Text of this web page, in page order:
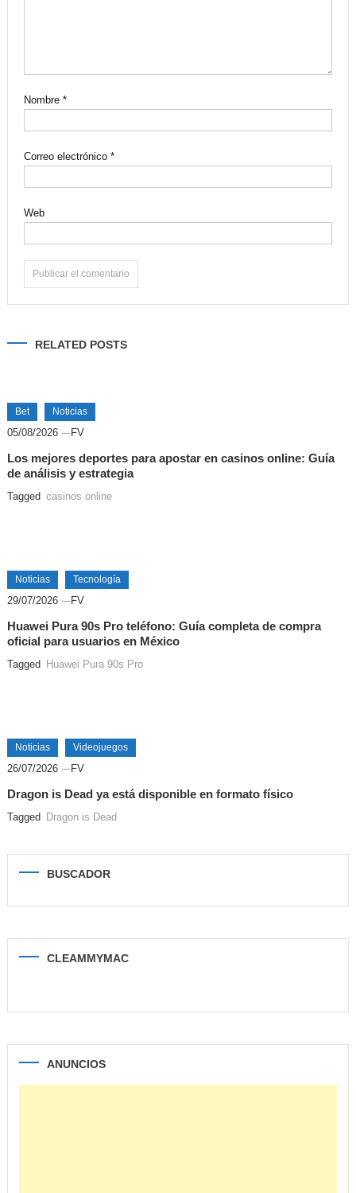
Nombre *
Correo electrónico *
Web
RELATED POSTS
Bet Noticias
05/08/2026 FV
Los mejores deportes para apostar en casinos online: Guía
de análisis y estrategia
Tagged casinos online
Noticias Tecnología
29/07/2026 FV
Huawei Pura 90s Pro teléfono: Guía completa de compra
oficial para usuarios en México
Tagged Huawei Pura 90s Pro
Noticias Videojuegos
26/07/2026 FV
Dragon is Dead ya está disponible en formato físico
Tagged Dragon is Dead
BUSCADOR
CLEAMMYMAC
ANUNCIOS